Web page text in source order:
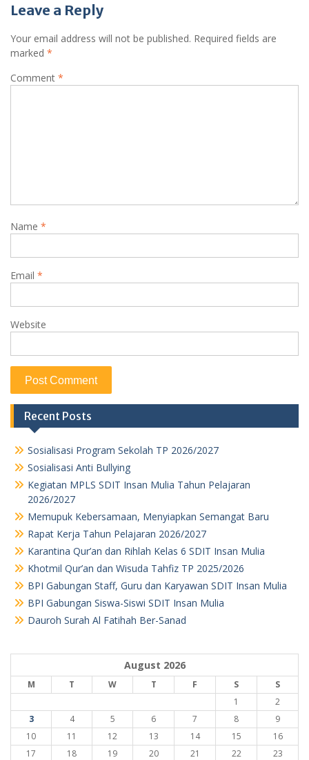
Leave a Reply
Your email address will not be published. Required fields are
marked *
Comment *
Name *
Email *
Website
Recent Posts
Sosialisasi Program Sekolah TP 2026/2027
Sosialisasi Anti Bullying
Kegiatan MPLS SDIT Insan Mulia Tahun Pelajaran
2026/2027
Memupuk Kebersamaan, Menyiapkan Semangat Baru
Rapat Kerja Tahun Pelajaran 2026/2027
Karantina Qur’an dan Rihlah Kelas 6 SDIT Insan Mulia
Khotmil Qur’an dan Wisuda Tahfiz TP 2025/2026
BPI Gabungan Staff, Guru dan Karyawan SDIT Insan Mulia
BPI Gabungan Siswa-Siswi SDIT Insan Mulia
Dauroh Surah Al Fatihah Ber-Sanad
August 2026
M T W T F S
S
1
2
3
4 5 6 7 8
9
10
11 12 13 14 15
16
17
18 19 20 21 22
23